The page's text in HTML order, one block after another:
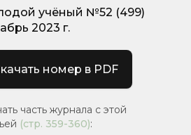
учёный №52 (499)
2023 г.
номер в PDF
часть журнала с этой
(стр. 359-360):